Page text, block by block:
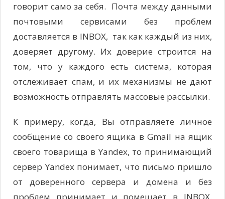
говорит само за себя. Почта между данными
почтовыми сервисами без проблем
доставляется в INBOX, так как каждый из них,
доверяет другому. Их доверие строится на
том, что у каждого есть система, которая
отслеживает спам, и их механизмы не дают
возможность отправлять массовые рассылки.
К примеру, когда, Вы отправляете личное
сообщение со своего ящика в Gmail на ящик
своего товарища в Yandex, то принимающий
сервер Yandex понимает, что письмо пришло
от доверенного сервера и домена и без